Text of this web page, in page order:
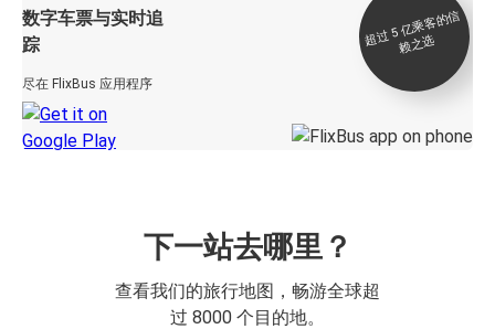
数字车票与实时追
踪
尽在 FlixBus 应用程序
超
过 5
亿
乘
客
的
信
赖
之
选
下一站去哪里？
查看我们的旅行地图，畅游全球超
过 8000 个目的地。